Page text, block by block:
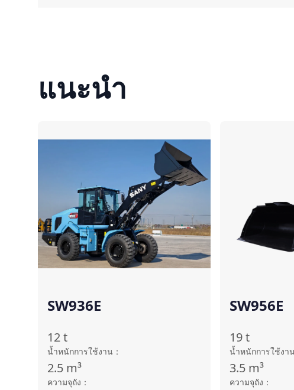
แนะนำ
SW936E
12t
น้ำหนักการใช้งาน ：
2.5 m³
ความจุถัง ：
SW956E
19t
น้ำหนักการใช้งาน
3.5 m³
ความจุถัง ：